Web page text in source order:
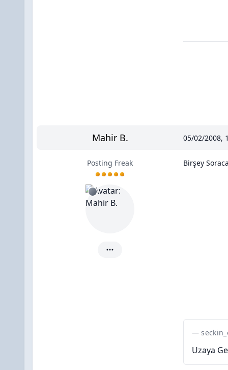
Mahir B. 05/02/2008,
Posting Freak Birşey
Uzaya